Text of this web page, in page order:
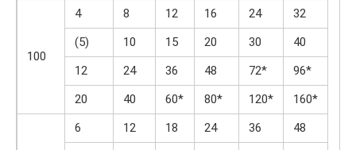
100
4 8 12 16 24
32
(5)
10 15 20 30
40
12
24 36 48 72*
96*
20
40 60* 80* 120*
160*
6
12 18 24 36
48